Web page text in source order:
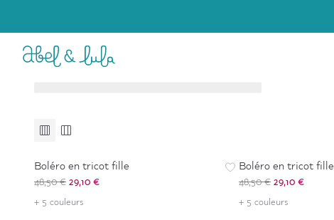
Accessoires
Accessoires
- 40%
Boléro en tricot fille
48,50 €29,10 €
+ 5 couleurs
Boléro en tricot fille
48,50 €29,10 €
+ 5 couleurs
- 40% - 40%